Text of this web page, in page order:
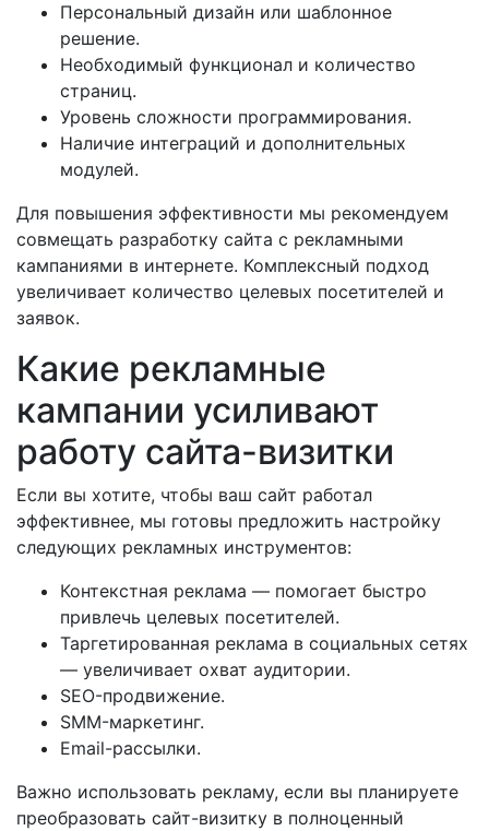
Персональный дизайн или шаблонное
решение.
Необходимый функционал и количество
страниц.
Уровень сложности программирования.
Наличие интеграций и дополнительных
модулей.
Для повышения эффективности мы рекомендуем
совмещать разработку сайта с рекламными
кампаниями в интернете. Комплексный подход
увеличивает количество целевых посетителей и
заявок.
Какие рекламные
кампании усиливают
работу сайта-визитки
Если вы хотите, чтобы ваш сайт работал
эффективнее, мы готовы предложить настройку
следующих рекламных инструментов:
Контекстная реклама — помогает быстро
привлечь целевых посетителей.
Таргетированная реклама в социальных сетях
— увеличивает охват аудитории.
SEO-продвижение.
SMM-маркетинг.
Email-рассылки.
Важно использовать рекламу, если вы планируете
преобразовать сайт-визитку в полноценный